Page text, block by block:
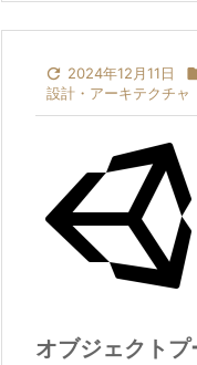
 2024年12月11日
設計・アーキテクチャ
オブジェクト